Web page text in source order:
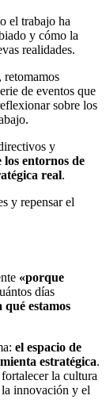
el trabajo ha
y cómo la
realidades.
, retomamos
de eventos que
sobre los
y
los entornos de
real.
y repensar el
«porque
días
qué estamos
el espacio de
estratégica.
la cultura
innovación y el